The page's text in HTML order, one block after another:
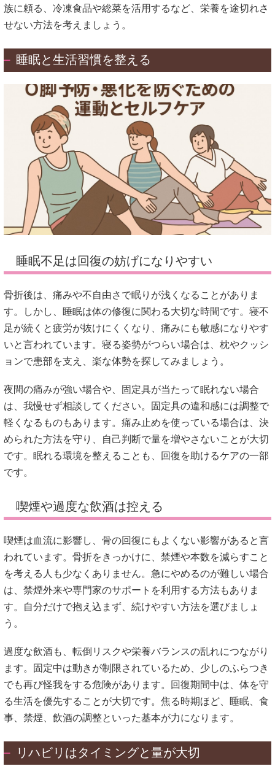
族に頼る、冷凍食品や総菜を活用するなど、栄養を途切れさ
せない方法を考えましょう。
睡眠と生活習慣を整える
睡眠不足は回復の妨げになりやすい
骨折後は、痛みや不自由さで眠りが浅くなることがありま
す。しかし、睡眠は体の修復に関わる大切な時間です。寝不
足が続くと疲労が抜けにくくなり、痛みにも敏感になりやす
いと言われています。寝る姿勢がつらい場合は、枕やクッシ
ョンで患部を支え、楽な体勢を探してみましょう。
夜間の痛みが強い場合や、固定具が当たって眠れない場合
は、我慢せず相談してください。固定具の違和感には調整で
軽くなるものもあります。痛み止めを使っている場合は、決
められた方法を守り、自己判断で量を増やさないことが大切
です。眠れる環境を整えることも、回復を助けるケアの一部
です。
喫煙や過度な飲酒は控える
喫煙は血流に影響し、骨の回復にもよくない影響があると言
われています。骨折をきっかけに、禁煙や本数を減らすこと
を考える人も少なくありません。急にやめるのが難しい場合
は、禁煙外来や専門家のサポートを利用する方法もありま
す。自分だけで抱え込まず、続けやすい方法を選びましょ
う。
過度な飲酒も、転倒リスクや栄養バランスの乱れにつながり
ます。固定中は動きが制限されているため、少しのふらつき
でも再び怪我をする危険があります。回復期間中は、体を守
る生活を優先することが大切です。焦る時期ほど、睡眠、食
事、禁煙、飲酒の調整といった基本が力になります。
リハビリはタイミングと量が大切